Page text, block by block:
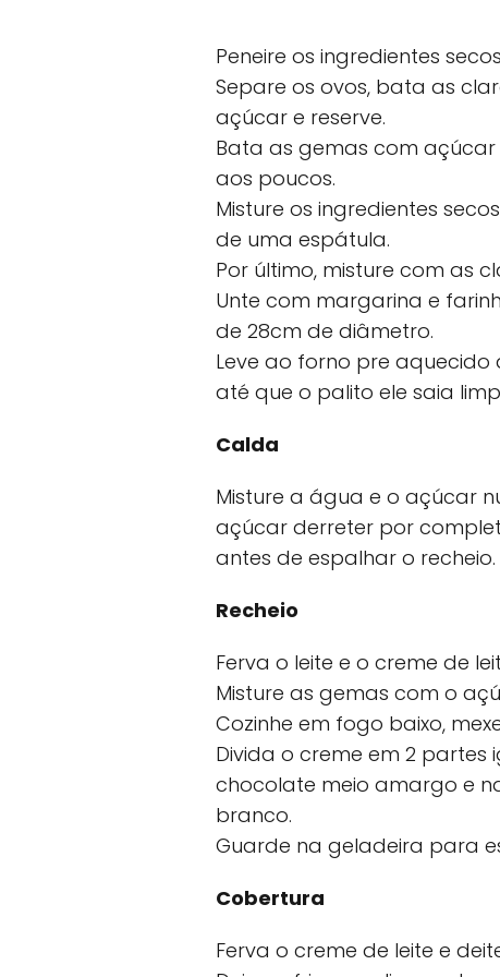
Peneire os ingredientes
Separe os ovos, bata as
açúcar e reserve.
Bata as gemas com
aos poucos.
Misture os ingredientes
de uma espátula.
Por último, misture com as
Unte com margarina e
de 28cm de diâmetro.
Leve ao forno pre aquecido
até que o palito ele saia
Calda
Misture a água e o açúcar
açúcar derreter por
antes de espalhar o recheio.
Recheio
Ferva o leite e o creme de
Misture as gemas com o
Cozinhe em fogo baixo,
Divida o creme em 2 partes
chocolate meio amargo e
branco.
Guarde na geladeira para
Cobertura
Ferva o creme de leite e